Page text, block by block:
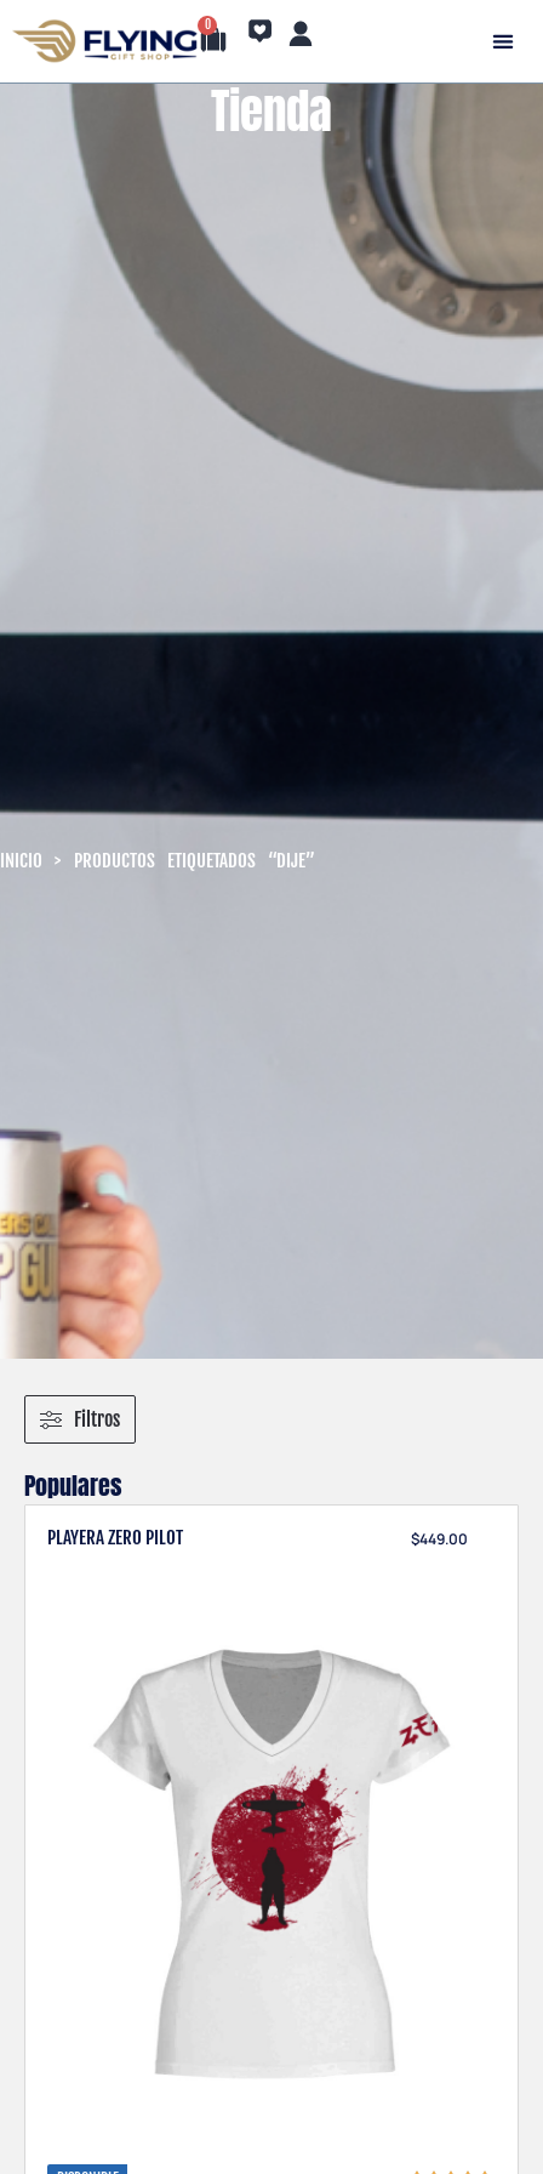
0
INICIO > PRODUCTOS ETIQUETADOS “DIJE”
Tienda
Filtros
Populares
PLAYERA ZERO PILOT $449.00